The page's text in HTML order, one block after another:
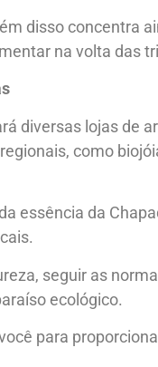
disso concentra
na volta das
diversas lojas de
como
essência da
seguir as
ecológico.
para